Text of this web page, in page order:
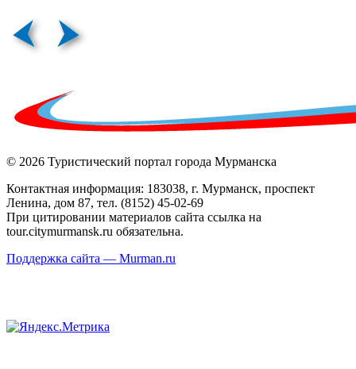
© 2026 Туристический портал города Мурманска
Контактная информация: 183038, г. Мурманск, проспект
Ленина, дом 87, тел. (8152) 45-02-69
При цитировании материалов сайта ссылка на
tour.citymurmansk.ru обязательна.
Поддержка сайта — Murman.ru